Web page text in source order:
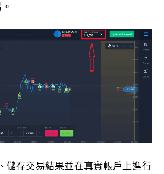
儲存交易結果並在真實帳戶上進行